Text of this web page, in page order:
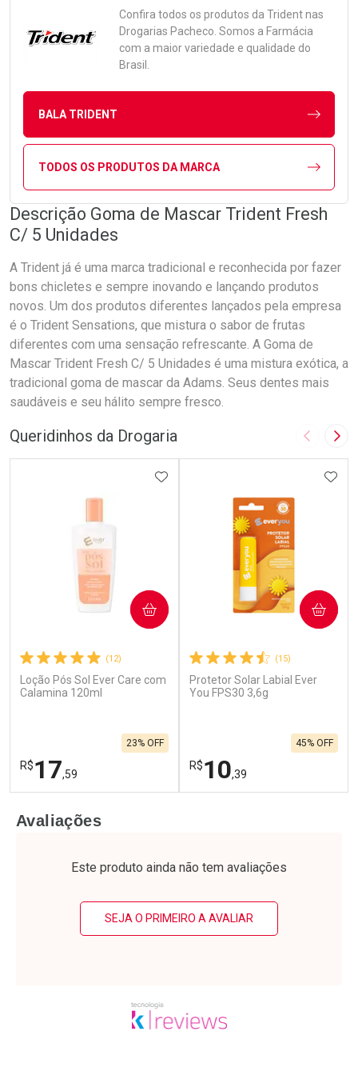
Confira todos os produtos da Tridentnas
Drogarias Pacheco. Somos a Farmácia
com a maior variedade e qualidade do
Brasil.
BALA TRIDENT
TODOS OS PRODUTOS DA MARCA
Descrição Goma de Mascar Trident Fresh
C/ 5 Unidades
A Trident já é uma marca tradicional e reconhecida por fazer
bons chicletes e sempre inovando e lançando produtos
novos. Um dos produtos diferentes lançados pela empresa
é o Trident Sensations, que mistura o sabor de frutas
diferentes com uma sensação refrescante. A Goma de
Mascar Trident Fresh C/ 5 Unidades é uma mistura exótica, a
tradicional goma de mascar da Adams. Seus dentes mais
saudáveis e seu hálito sempre fresco.
Queridinhos da Drogaria Imagem
(12)
Loção Pós Sol Ever Care com
Calamina 120ml
R$17,59
23% OFF
ADICIONAR AOS FAVORITOS
COMPRAR
Laboratório
Por Menos
(15)
Protetor Solar Labial Ever
You FPS30 3,6g
R$10,39
45% OFF
COMPRAR
Laboratório
Por Menos
Avaliações
Este produto ainda não tem avaliações
SEJA O PRIMEIRO A AVALIAR